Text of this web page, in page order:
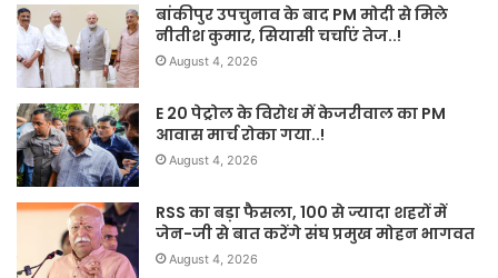
बांकीपुर उपचुनाव के बाद PM मोदी से मिले
नीतीश कुमार, सियासी चर्चाएं तेज..!
August 4, 2026
E 20 पेट्रोल के विरोध में केजरीवाल का PM
आवास मार्च रोका गया..!
August 4, 2026
RSS का बड़ा फैसला, 100 से ज्यादा शहरों में
जेन-जी से बात करेंगे संघ प्रमुख मोहन भागवत
August 4, 2026